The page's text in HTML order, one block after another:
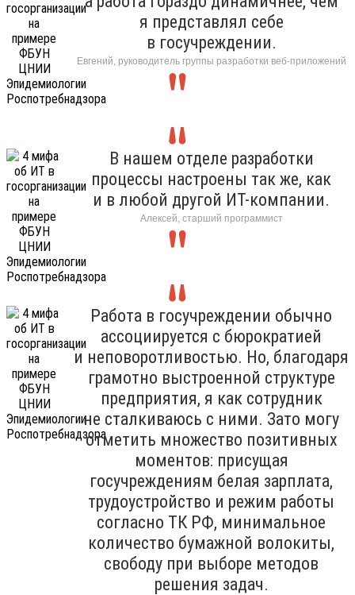
я представлял себе
в госучреждении.
Евгений, руководитель группы разработки веб-приложений
В нашем отделе разработки
процессы настроены так же, как
и в любой другой ИТ-компании.
Алексей, старший программист
Работа в госучреждении обычно
ассоциируется с бюрократией
и неповоротливостью. Но, благодаря
грамотно выстроенной структуре
предприятия, я как сотрудник
не сталкиваюсь с ними. Зато могу
отметить множество позитивных
моментов: присущая
госучреждениям белая зарплата,
трудоустройство и режим работы
согласно ТК РФ, минимальное
количество бумажной волокиты,
свободу при выборе методов
решения задач.